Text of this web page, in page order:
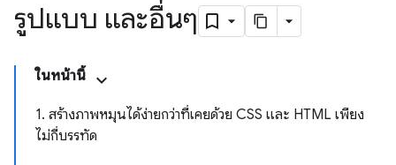
รูปแบบ และอื่นๆ
ในหน้านี้
1. สร้างภาพหมุนได้ง่ายกว่าที่เคยด้วย CSS และ HTML เพียง
ไม่กี่บรรทัด